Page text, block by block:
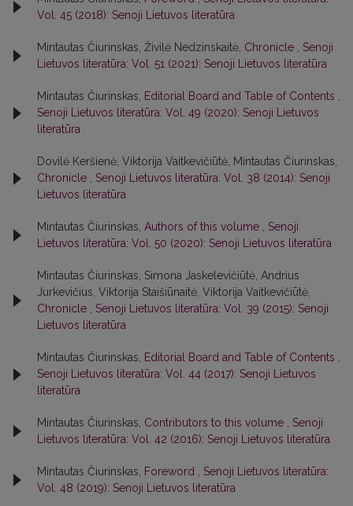
Vol. 45 (2018): Senoji Lietuvos literatūra
Mintautas Čiurinskas, Živilė Nedzinskaitė, Chronicle , Senoji
Lietuvos literatūra: Vol. 51 (2021): Senoji Lietuvos literatūra
Mintautas Čiurinskas, Editorial Board and Table of Contents ,
Senoji Lietuvos literatūra: Vol. 49 (2020): Senoji Lietuvos
literatūra
Dovilė Keršienė, Viktorija Vaitkevičiūtė, Mintautas Čiurinskas,
Chronicle , Senoji Lietuvos literatūra: Vol. 38 (2014): Senoji
Lietuvos literatūra
Mintautas Čiurinskas, Authors of this volume , Senoji
Lietuvos literatūra: Vol. 50 (2020): Senoji Lietuvos literatūra
Mintautas Čiurinskas, Simona Jaskelevičiūtė, Andrius
Jurkevičius, Viktorija Staišiūnaitė, Viktorija Vaitkevičiūtė,
Chronicle , Senoji Lietuvos literatūra: Vol. 39 (2015): Senoji
Lietuvos literatūra
Mintautas Čiurinskas, Editorial Board and Table of Contents ,
Senoji Lietuvos literatūra: Vol. 44 (2017): Senoji Lietuvos
literatūra
Mintautas Čiurinskas, Contributors to this volume , Senoji
Lietuvos literatūra: Vol. 42 (2016): Senoji Lietuvos literatūra
Mintautas Čiurinskas, Foreword , Senoji Lietuvos literatūra:
Vol. 48 (2019): Senoji Lietuvos literatūra